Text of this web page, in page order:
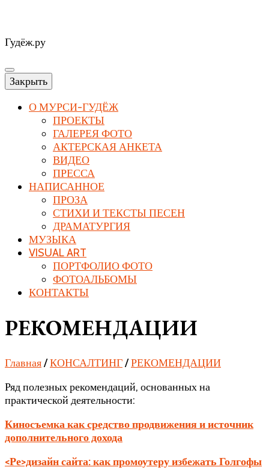
Гудёж.ру
Закрыть
О МУРСИ-ГУДЁЖ
ПРОЕКТЫ
ГАЛЕРЕЯ ФОТО
АКТЕРСКАЯ АНКЕТА
ВИДЕО
ПРЕССА
НАПИСАННОЕ
ПРОЗА
СТИХИ И ТЕКСТЫ ПЕСЕН
ДРАМАТУРГИЯ
МУЗЫКА
VISUAL ART
ПОРТФОЛИО ФОТО
ФОТОАЛЬБОМЫ
КОНТАКТЫ
РЕКОМЕНДАЦИИ
Главная/КОНСАЛТИНГ/РЕКОМЕНДАЦИИ
Ряд полезных рекомендаций, основанных на
практической деятельности:
Киносъемка как средство продвижения и источник
дополнительного дохода
<Ре>дизайн сайта: как промоутеру избежать Голгофы